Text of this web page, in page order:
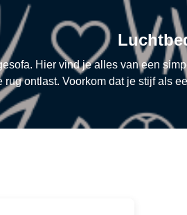
Hier vind je alles van een
rug ontlast. Voorkom dat je stijf als